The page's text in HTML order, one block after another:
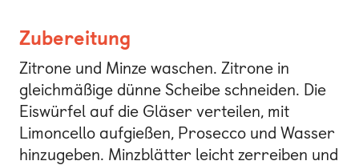
Zubereitung
Zitrone und Minze waschen. Zitrone in
gleichmäßige dünne Scheibe schneiden. Die
Eiswürfel auf die Gläser verteilen, mit
Limoncello aufgießen, Prosecco und Wasser
hinzugeben. Minzblätter leicht zerreiben und